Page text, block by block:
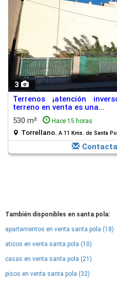
3
Terrenos ¡atención
terreno en venta es una...
530 m²
Hace 15 horas
Torrellano. A 11 Kms. de Santa
También disponibles en santa pola:
apartamentos en venta santa pola (18)
aticos en venta santa pola (10)
casas en venta santa pola (21)
pisos en venta santa pola (32)